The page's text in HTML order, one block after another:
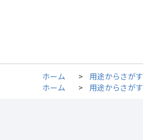
ホーム > 用途からさがす
ホーム
> 用途からさがす